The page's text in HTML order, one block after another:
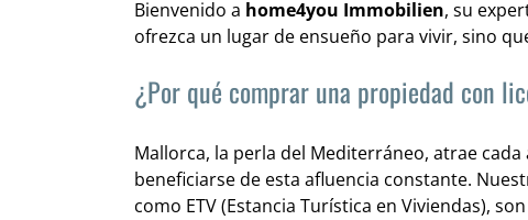
Bienvenido a home4you Immobilien, su
ofrezca un lugar de ensueño para vivir, sino
¿Por qué comprar una propiedad con
Mallorca, la perla del Mediterráneo, atrae
beneficiarse de esta afluencia constante.
como ETV (Estancia Turística en Viviendas),